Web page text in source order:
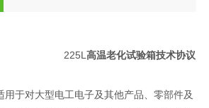
225L 高温老化试验箱技术协议
用于对大型电工电子及其他产品、零部件及